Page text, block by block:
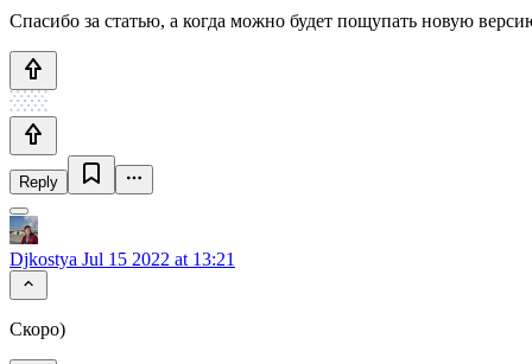
Спасибо за статью, а когда можно будет пощупать новую
Reply
Djkostya Jul 15 2022 at 13:21
Скоро)